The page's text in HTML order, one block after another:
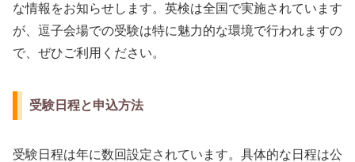
な情報をお知らせします。英検は全国で実施されています
が、逗子会場での受験は特に魅力的な環境で行われますの
で、ぜひご利用ください。
受験日程と申込方法
受験日程は年に数回設定されています。具体的な日程は公